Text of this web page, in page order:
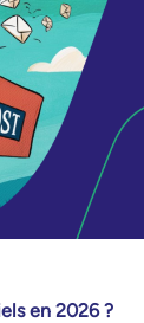
en 2026 ?